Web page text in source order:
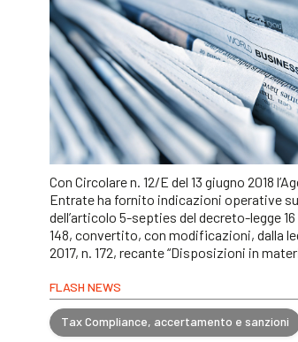
Con Circolare n. 12/E del 13 giugno 2018
Entrate ha fornito indicazioni operative
dell’articolo 5-septies del decreto-legge 16
148, convertito, con modificazioni, dalla
2017, n. 172, recante “Disposizioni in
FLASH NEWS
Tax Compliance, accertamento e sanzioni